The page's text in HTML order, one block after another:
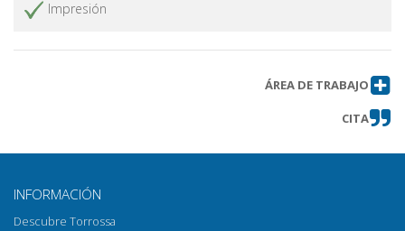
riflessione di Massimo Cacciari
Obtener artículo
Obtener artículo
Impresión
ÁREA DE TRABAJO
CITA
INFORMACIÓN
Descubre Torrossa